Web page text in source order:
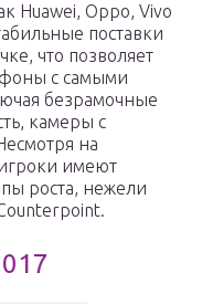
Huawei, Oppo, Vivo
поставки
что позволяет
с самыми
безрамочные
камеры с
на
имеют
роста, нежели